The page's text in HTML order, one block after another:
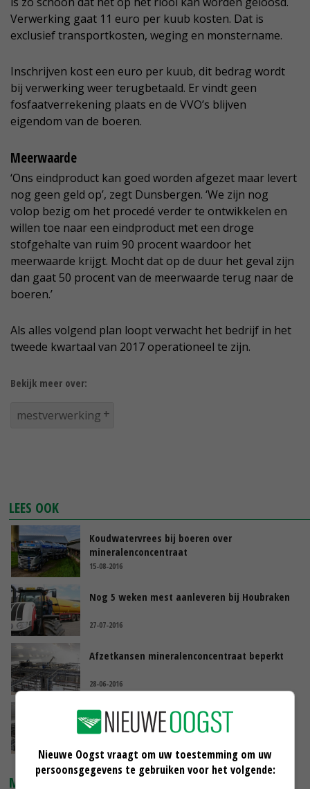
Verwerking gaat 11 euro per kuub kosten. Dat is
exclusief transportkosten, weging en monstername.
Inschrijven kost een euro per kuub, dit bedrag wordt
bij verwerking weer terugbetaald. Er vindt geen
fosfaatverrekening plaats en de VVO’s blijven
eigendom van de boeren.
Meerwaarde
‘Ons eindproduct kan goed worden afgezet maar levert
nog geen geld op’, zegt Dunsbergen. ‘We zijn nog
volop bezig om het procedé verder te ontwikkelen en
willen toe naar een eindproduct met een droge
stofgehalte van ruim 90 procent waardoor het
meerwaarde krijgt. Mocht dat op de duur het geval zijn
dan gaat 50 procent van de meerwaarde terug naar de
boeren.’
Als alles volgend plan loopt verwacht het bedrijf in het
tweede kwartaal van 2017 operationeel te zijn.
Bekijk meer over:
mestverwerking
LEES OOK
Koudwatervrees bij boeren over
mineralenconcentraat
15-08-2016
Nog 5 weken mest aanleveren bij Houbraken
27-07-2016
Afzetkansen mineralenconcentraat beperkt
28-06-2016
Afzetkansen mineralenconcentraat beperkt
MARKTPRIJZEN
Nieuwe Oogst vraagt om uw toestemming om uw
persoonsgegevens te gebruiken voor het volgende: